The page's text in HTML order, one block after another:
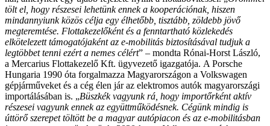
tölt el, hogy részesei lehetünk ennek a kooperációnak, hiszen
mindannyiunk közös célja egy élhetőbb, tisztább, zöldebb jövő
megteremtése. Flottakezelőként és a fenntartható közlekedés
elkötelezett támogatójaként az e-mobilitás biztosításával tudjuk a
legtöbbet tenni ezért a nemes célért” – mondta Rónai-Horst László,
a Mercarius Flottakezelő Kft. ügyvezető igazgatója. A Porsche
Hungaria 1990 óta forgalmazza Magyarországon a Volkswagen
gépjárműveket és a cég élen jár az elektromos autók magyarországi
importálásában is. „Büszkék vagyunk rá, hogy importőrként aktív
részesei vagyunk ennek az együttműködésnek. Cégünk mindig is
úttörő szerepet töltött be a magyar autópiacon és az e-mobilitásban